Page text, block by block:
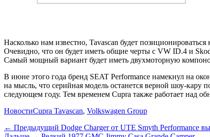
Насколько нам известно, Tavascan будет
Очевидно, что он будет иметь общие черты с VW ID.4 и
Самый мощный вариант будет иметь двухмоторную
В июне этого года бренд SEAT Performance намекнул на
на мысль, что серийная модель останется верной шоу-кару
следующем году. Тем временем Cupra также работает над
Категории
НовостиТеги
Cupra Tavascan, Volkswagen Group
Навигация
← Предыдущий Предыдущий
Dodge Charger от UTE Smyth Performance